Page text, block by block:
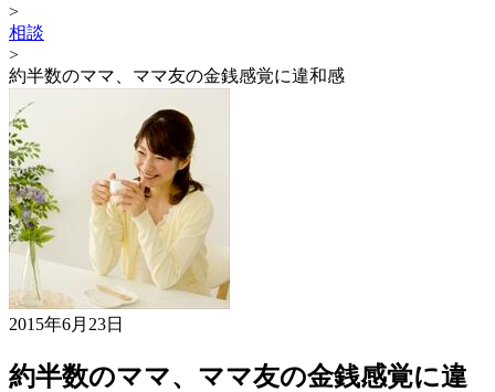
>
相談
>
約半数のママ、ママ友の金銭感覚に違和感
2015年6月23日
約半数のママ、ママ友の金銭感覚に違